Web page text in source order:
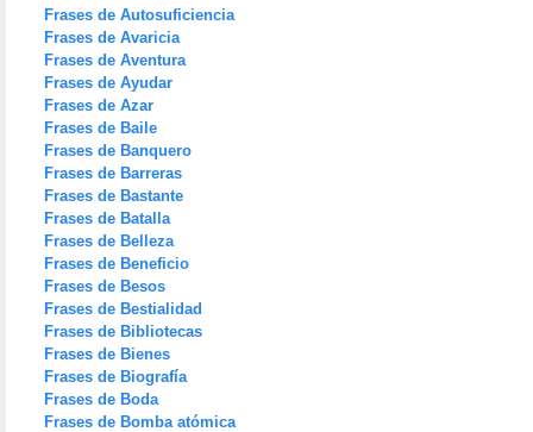
Frases de Autosuficiencia
Frases de Avaricia
Frases de Aventura
Frases de Ayudar
Frases de Azar
Frases de Baile
Frases de Banquero
Frases de Barreras
Frases de Bastante
Frases de Batalla
Frases de Belleza
Frases de Beneficio
Frases de Besos
Frases de Bestialidad
Frases de Bibliotecas
Frases de Bienes
Frases de Biografía
Frases de Boda
Frases de Bomba atómica